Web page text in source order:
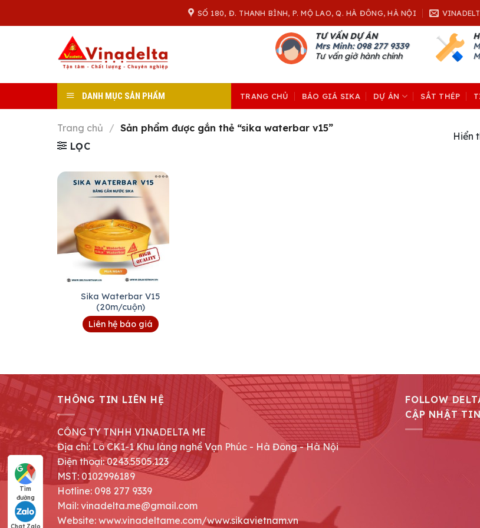
SỐ 180, Đ. THANH BÌNH, P. MỘ LAO, Q. HÀ ĐÔNG, HÀ NỘI
TƯ VẤN DỰ ÁN
Mrs Minh: 098 277 9339
Tư vấn giờ hành chính
DANH MỤC SẢN PHẨM TRANG CHỦ BÁO GIÁ SIKA DỰ ÁN SẮT THÉP
Trang chủ / Sản phẩm được gắn thẻ “sika waterbar v15”
LỌC
Hiển
Sika Waterbar V15
(20m/cuộn)
Liên hệ báo giá
THÔNG TIN LIÊN HỆ
CÔNG TY TNHH VINADELTA ME
Địa chỉ: Lô CK1-1 Khu làng nghề Vạn Phúc - Hà Đông - Hà Nội
Điện thoại: 0243.5505.123
MST: 0102996189
Hotline: 098 277 9339
Mail: vinadelta.me@gmail.com
Website: www.vinadeltame.com/www.sikavietnam.vn
FOLLOW
CẬP NHẬT
Tìm
đường
Chat Zalo